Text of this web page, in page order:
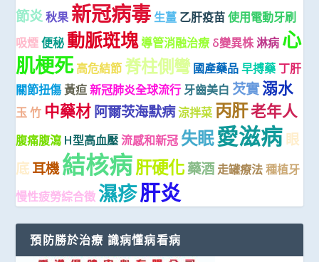
節炎 秋果 新冠病毒 生薑 乙肝疫苗 使用電動牙刷
吸煙 便秘 動脈斑塊導管消融治療 δ變異株淋病 心
肌梗死 高危結節 脊柱側彎 國產藥品 早搏藥 丁肝
關節扭傷黃疸 新冠肺炎全球流行 牙齒美白 芡實溺水
玉 竹 中藥材阿爾茨海默病涼拌菜 丙肝老年人
腹痛腹瀉 H型高血壓 流感和新冠 失眠愛滋病眼
底耳機結核病肝硬化藥酒 走罐療法 種植牙
慢性疲勞綜合徵 濕疹肝炎
預防勝於治療 識病懂病看病